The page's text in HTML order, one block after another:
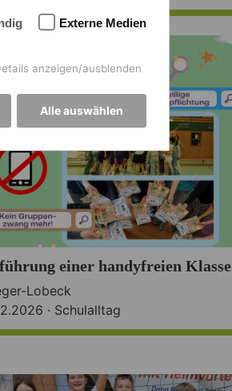
einer handyfreien Klasse
Lobeck
· Schulalltag
Externe Medien
anzeigen/ausblenden
Alle auswählen